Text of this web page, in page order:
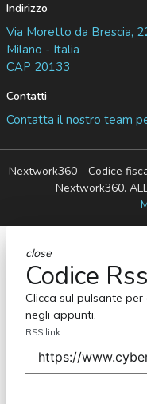
Indirizzo
Via Moretto da Brescia,
Milano - Italia
CAP 20133
Contatti
Contatta il nostro team
Nextwork360 - Codice
Nextwork360.
close
Codice Rss
Clicca sul pulsante per
negli appunti.
RSS link